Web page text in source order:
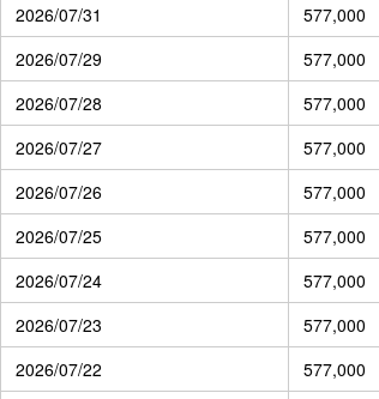
2026/07/31
577,000
2026/07/29
577,000
2026/07/28
577,000
2026/07/27
577,000
2026/07/26
577,000
2026/07/25
577,000
2026/07/24
577,000
2026/07/23
577,000
2026/07/22
577,000